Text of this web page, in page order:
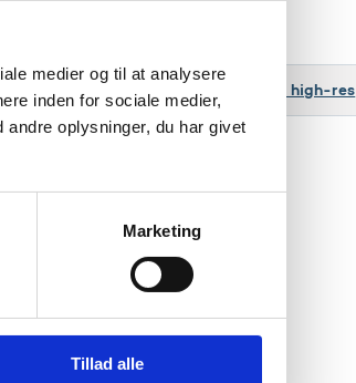
medier og til at analysere
inden for sociale medier,
oplysninger, du har givet
Marketing
Tillad alle
Download annemarie-falktoft2.... high-res